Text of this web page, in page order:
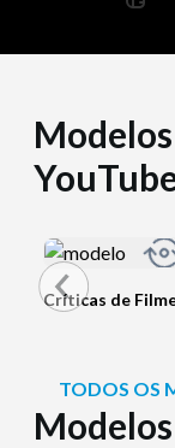
Críticas de
TODOS OS